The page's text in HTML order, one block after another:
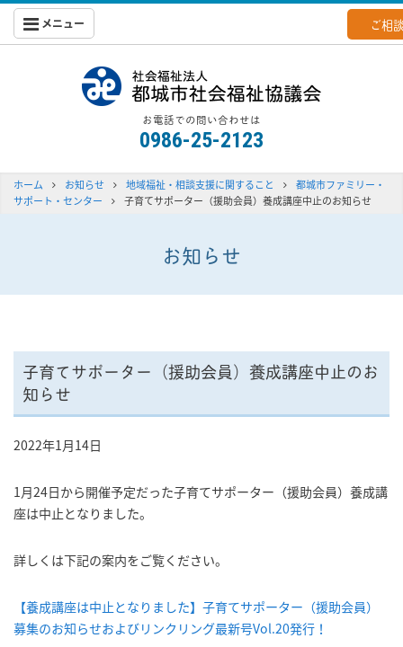
メニュー ご相
お電話での問い合わせは
0986-25-2123
ホーム お知らせ 地域福祉・相談支援に関すること
都城市ファミリー・
サポート・センター
子育てサポーター（援助会員）養成講座中止のお知らせ
お知らせ
子育てサポーター（援助会員）養成講座中止のお
知らせ
2022年1月14日
1月24日から開催予定だった子育てサポーター（援助会員）養成講
座は中止となりました。
詳しくは下記の案内をご覧ください。
【養成講座は中止となりました】子育てサポーター（援助会員）
募集のお知らせおよびリンクリング最新号Vol.20発行！